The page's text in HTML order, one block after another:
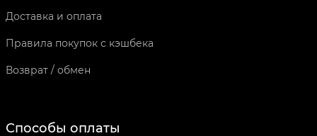
Доставка и оплата
Правила покупок с кэшбека
Возврат / обмен
Способы оплаты